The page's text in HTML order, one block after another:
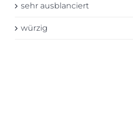
sehr ausblanciert
würzig